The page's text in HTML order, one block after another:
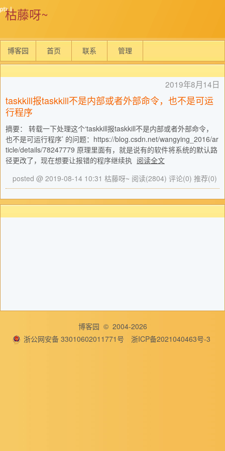
枯藤呀~
博客园 首页 联系 管理
2019年8月14日
taskkill报taskkill不是内部或者外部命令，也不是可运
行程序
摘要： 转载一下处理这个‘taskkill报taskkill不是内部或者外部命令，
也不是可运行程序’ 的问题：https://blog.csdn.net/wangying_2016/ar
ticle/details/78247779 原理里面有，就是说有的软件将系统的默认路
径更改了，现在想要让报错的程序继续执 阅读全文
posted @ 2019-08-14 10:31 枯藤呀~ 阅读(2804) 评论(0) 推荐(0)
博客园 © 2004-2026
浙公网安备 33010602011771号
浙ICP备2021040463号-3